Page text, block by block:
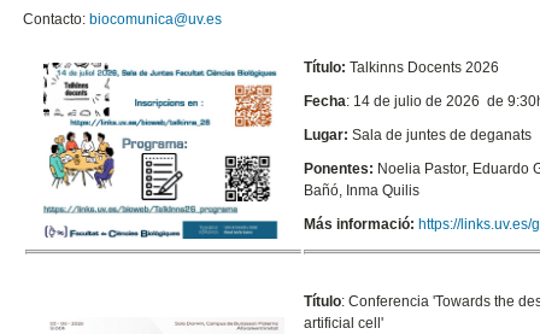
Contacto: biocomunica@uv.es
Título:Talkinns Docents 2026
Fecha: 14 de julio de 2026 de
Lugar:Sala de juntes de deganats
Ponentes: Noelia Pastor, Eduardo
Bañó, Inma Quilis
Más informació: https://links.uv.es/
Título: Conferencia 'Towards the
artificial cell'